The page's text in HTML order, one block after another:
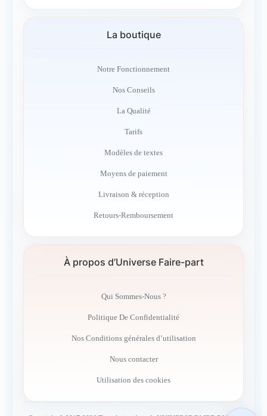
La boutique
Notre Fonctionnement
Nos Conseils
La Qualité
Tarifs
Modèles de textes
Moyens de paiement
Livraison & réception
Retours-Remboursement
À propos d’Universe Faire-part
Qui Sommes-Nous ?
Politique De Confidentialité
Nos Conditions générales d’utilisation
Nous contacter
Utilisation des cookies